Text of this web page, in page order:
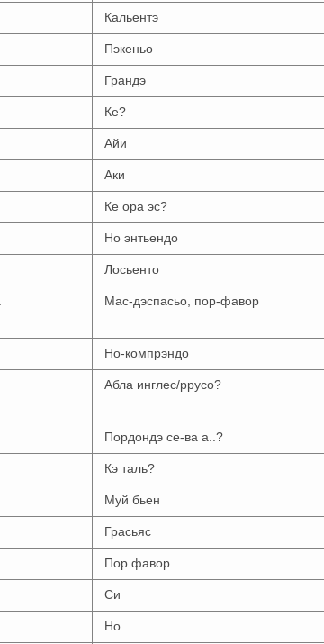
Кальентэ
Пэкеньо
Грандэ
Ке?
Айи
Аки
Ке ора эс?
Но энтьендо
Лосьенто
Мас-дэспасьо, пор-фавор
Но-компрэндо
Абла инглес/ррусо?
Пордондэ се-ва а..?
Кэ таль?
Муй бьен
Грасьяс
Пор фавор
Си
Но